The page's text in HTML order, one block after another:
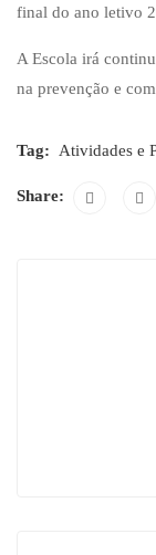
final do ano letivo
A Escola irá
na prevenção e
Tag: Atividades e
Share: